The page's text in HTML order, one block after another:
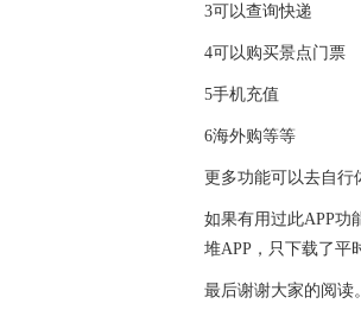
3可以查询快递
4可以购买景点门票
5手机充值
6海外购等等
更多功能可以去自行
如果有用过此APP功
堆APP，只下载了平
最后谢谢大家的阅读。